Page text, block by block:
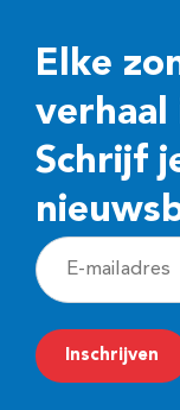
Elke
verhaal
Schrijf
E
-
m
a
Inschrijven